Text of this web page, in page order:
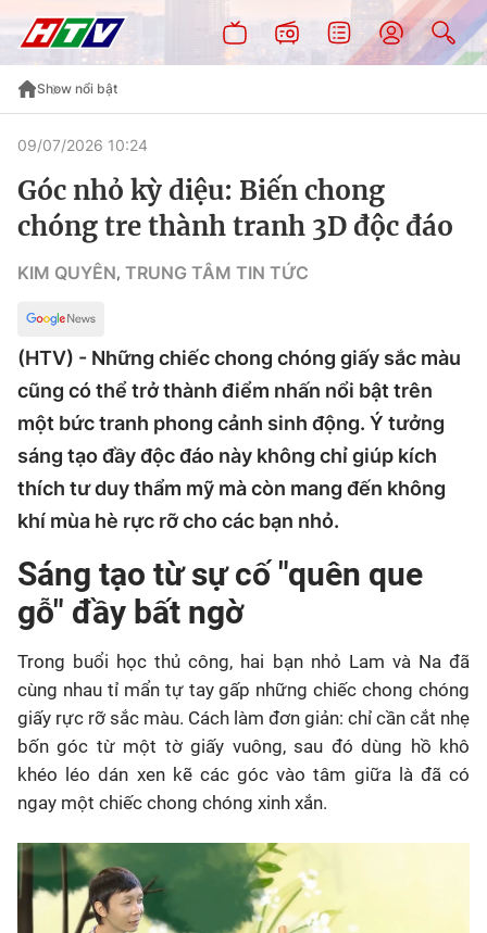
Show nổi bật
09/07/2026 10:24
Góc nhỏ kỳ diệu: Biến chong
chóng tre thành tranh 3D độc đáo
KIM QUYÊN, TRUNG TÂM TIN TỨC
(HTV) - Những chiếc chong chóng giấy sắc màu
cũng có thể trở thành điểm nhấn nổi bật trên
một bức tranh phong cảnh sinh động. Ý tưởng
sáng tạo đầy độc đáo này không chỉ giúp kích
thích tư duy thẩm mỹ mà còn mang đến không
khí mùa hè rực rỡ cho các bạn nhỏ.
Sáng tạo từ sự cố "quên que
gỗ" đầy bất ngờ
Trong buổi học thủ công, hai bạn nhỏ Lam và Na đã
cùng nhau tỉ mẩn tự tay gấp những chiếc chong chóng
giấy rực rỡ sắc màu. Cách làm đơn giản: chỉ cần cắt nhẹ
bốn góc từ một tờ giấy vuông, sau đó dùng hồ khô
khéo léo dán xen kẽ các góc vào tâm giữa là đã có
ngay một chiếc chong chóng xinh xắn.